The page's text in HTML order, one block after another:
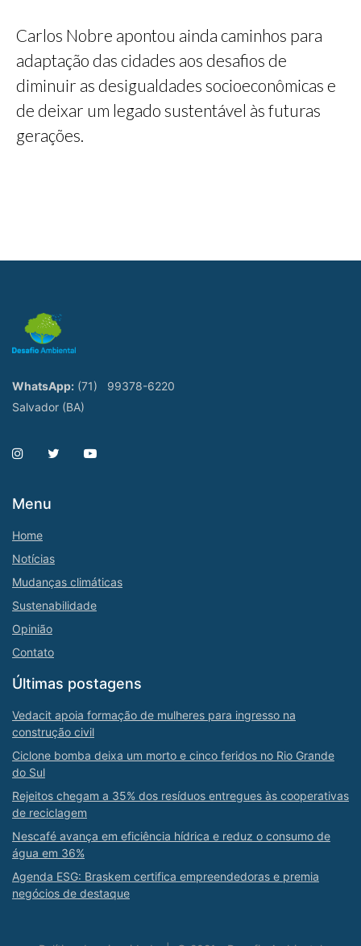
Carlos Nobre apontou ainda caminhos para
adaptação das cidades aos desafios de
diminuir as desigualdades socioeconômicas e
de deixar um legado sustentável às futuras
gerações.
WhatsApp: (71)
99378-6220
Salvador (BA)
Menu
Home
Notícias
Mudanças climáticas
Sustenabilidade
Opinião
Contato
Últimas postagens
Vedacit apoia formação de mulheres para ingresso na
construção civil
Ciclone bomba deixa um morto e cinco feridos no Rio Grande
do Sul
Rejeitos chegam a 35% dos resíduos entregues às cooperativas
de reciclagem
Nescafé avança em eficiência hídrica e reduz o consumo de
água em 36%
Agenda ESG: Braskem certifica empreendedoras e premia
negócios de destaque